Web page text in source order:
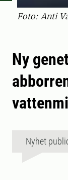
Foto: Anti
Ny
Nyhet